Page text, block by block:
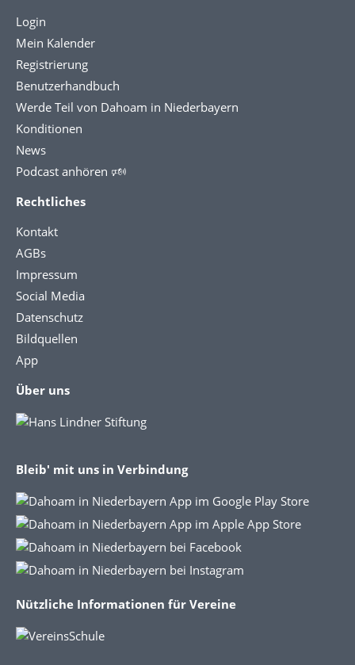
Login
Mein Kalender
Registrierung
Benutzerhandbuch
Werde Teil von Dahoam in Niederbayern
Konditionen
News
Podcast anhören 🕬
Rechtliches
Kontakt
AGBs
Impressum
Social Media
Datenschutz
Bildquellen
App
Über uns
Bleib' mit uns in Verbindung
Nützliche Informationen für Vereine